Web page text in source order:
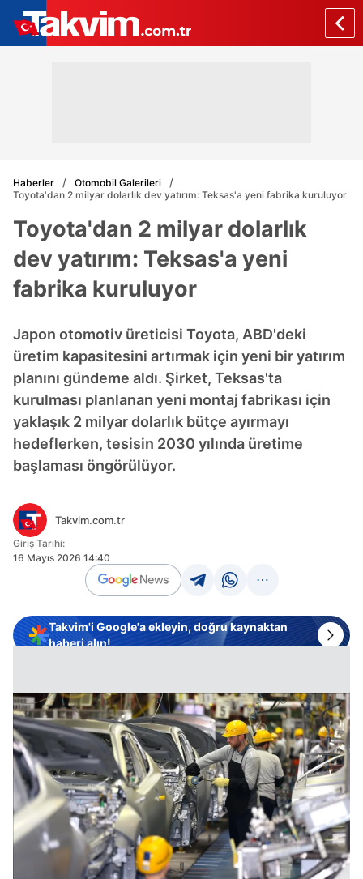
Haberler
Otomobil Galerileri
Toyota'dan 2 milyar dolarlık dev yatırım: Teksas'a yeni fabrika kuruluyor
Toyota'dan 2 milyar dolarlık
dev yatırım: Teksas'a yeni
fabrika kuruluyor
Japon otomotiv üreticisi Toyota, ABD'deki
üretim kapasitesini artırmak için yeni bir yatırım
planını gündeme aldı. Şirket, Teksas'ta
kurulması planlanan yeni montaj fabrikası için
yaklaşık 2 milyar dolarlık bütçe ayırmayı
hedeflerken, tesisin 2030 yılında üretime
başlaması öngörülüyor.
Takvim.com.tr
Giriş Tarihi:
16 Mayıs 2026 14:40
Takvim'i Google'a ekleyin, doğru kaynaktan
haberi alın!